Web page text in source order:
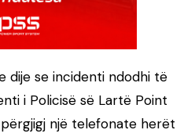
dije se incidenti ndodhi të
i Policisë së Lartë Point
një telefonate herët